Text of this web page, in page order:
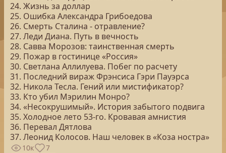
24. Жизнь за доллар
25. Ошибка Александра Грибоедова
26. Смерть Сталина - отравление?
27. Леди Диана. Путь в вечность
28. Савва Морозов: таинственная смерть
29. Пожар в гостинице «Россия»
30. Светлана Аллилуева. Побег по расчету
31. Последний вираж Фрэнсиса Гэри Пауэрса
32. Никола Тесла. Гений или мистификатор?
33. Кто убил Мэрилин Монро?
34. «Несокрушимый». История забытого подвига
35. Холодное лето 53-го. Кровавая амнистия
36. Перевал Дятлова
37. Леонид Колосов. Наш человек в «Коза ностра»
10к 7